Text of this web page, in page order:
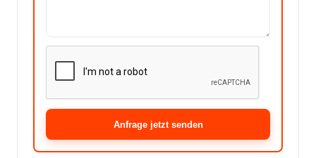
Anfrage jetzt senden